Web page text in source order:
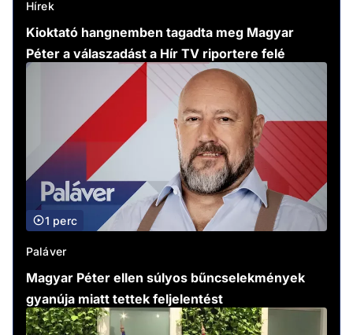
Hírek
Kioktató hangnemben tagadta meg Magyar
Péter a válaszadást a Hír TV riportere felé
1 perc
Paláver
Magyar Péter ellen súlyos bűncselekmények
gyanúja miatt tettek feljelentést